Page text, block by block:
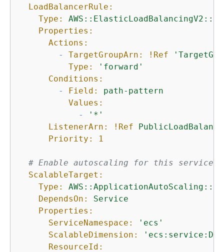
LoadBalancerRule:
Type:
Properties:
Actions:
-
TargetGroupArn: !Ref
Type:
'forward'
Conditions:
-
Field:
path-pattern
Values:
-
'*'
ListenerArn:
!Ref
Priority:
1
# Enable autoscaling for this service
ScalableTarget:
Type:
DependsOn:
Service
Properties:
ServiceNamespace:
'ecs'
ScalableDimension:
ResourceId: